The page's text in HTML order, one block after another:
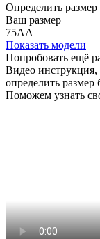
Определить размер
Ваш размер
75АА
Показать модели
Попробовать ещё
Видео инструкция,
определить размер
Поможем узнать